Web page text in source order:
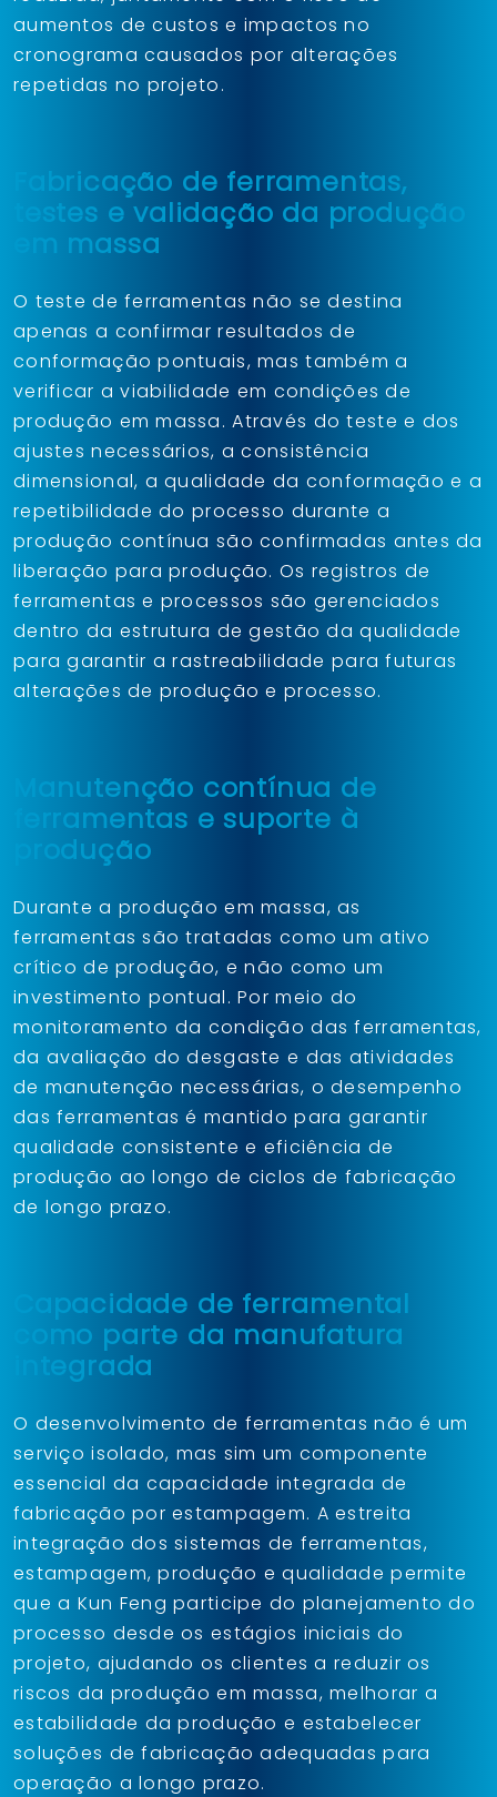
aumentos de custos e impactos no
cronograma causados por alterações
repetidas no projeto.
Fabricação de ferramentas,
testes e validação da produção
em massa
O teste de ferramentas não se destina
apenas a confirmar resultados de
conformação pontuais, mas também a
verificar a viabilidade em condições de
produção em massa. Através do teste e dos
ajustes necessários, a consistência
dimensional, a qualidade da conformação e a
repetibilidade do processo durante a
produção contínua são confirmadas antes da
liberação para produção. Os registros de
ferramentas e processos são gerenciados
dentro da estrutura de gestão da qualidade
para garantir a rastreabilidade para futuras
alterações de produção e processo.
Manutenção contínua de
ferramentas e suporte à
produção
Durante a produção em massa, as
ferramentas são tratadas como um ativo
crítico de produção, e não como um
investimento pontual. Por meio do
monitoramento da condição das ferramentas,
da avaliação do desgaste e das atividades
de manutenção necessárias, o desempenho
das ferramentas é mantido para garantir
qualidade consistente e eficiência de
produção ao longo de ciclos de fabricação
de longo prazo.
Capacidade de ferramental
como parte da manufatura
integrada
O desenvolvimento de ferramentas não é um
serviço isolado, mas sim um componente
essencial da capacidade integrada de
fabricação por estampagem. A estreita
integração dos sistemas de ferramentas,
estampagem, produção e qualidade permite
que a Kun Feng participe do planejamento do
processo desde os estágios iniciais do
projeto, ajudando os clientes a reduzir os
riscos da produção em massa, melhorar a
estabilidade da produção e estabelecer
soluções de fabricação adequadas para
operação a longo prazo.